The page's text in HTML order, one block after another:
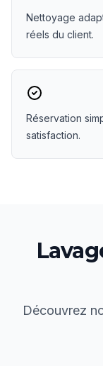
Nettoyage
réels du client.
Réservation
satisfaction.
Découvrez